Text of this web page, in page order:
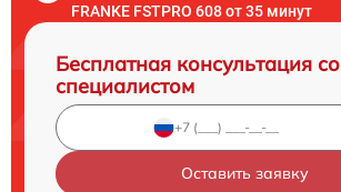
FRANKE FSTPRO 608 от 35 минут
Бесплатная консультация со
специалистом
Оставить заявку